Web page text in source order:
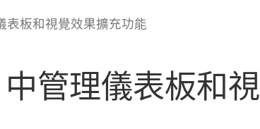
表板和視覺效果擴充功能
管理儀表板和視